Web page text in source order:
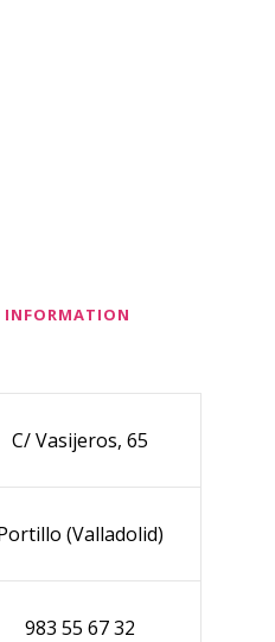
C/ Vasijeros, 65
(Valladolid)
983 55 67 32